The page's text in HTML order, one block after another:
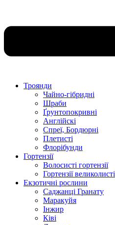
Троянди
Чайно-гібридні
Шраби
Ґрунтопокривні
Англійскі
Спреї, Бордюрні
Плетисті
Флорібунди
Гортензії
Волосисті гортензії
Гортензії великолисті
Екзотичні рослини
Саджанці Гранату
Маракуйя
Інжир
Ківі